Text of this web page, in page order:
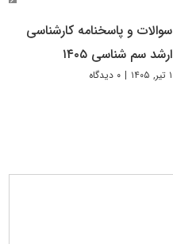
سوالات و پاسخنامه کارشناسی
ارشد سم شناسی ۱۴۰۵
۱ تیر, ۱۴۰۵ | ۰ دیدگاه